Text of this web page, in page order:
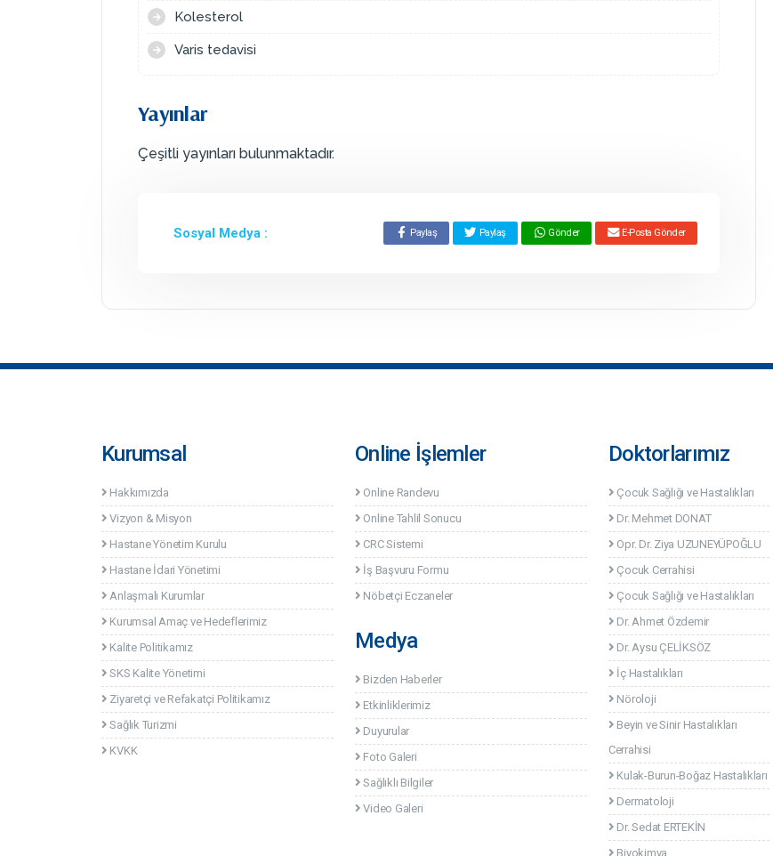
Kolesterol
Varis tedavisi
Yayınlar
Çeşitli yayınları bulunmaktadır.
Sosyal Medya : Paylaş Paylaş Gönder E-Posta Gönder
Kurumsal
Hakkımızda
Vizyon & Misyon
Hastane Yönetim Kurulu
Hastane İdari Yönetimi
Anlaşmalı Kurumlar
Kurumsal Amaç ve Hedeflerimiz
Kalite Politikamız
SKS Kalite Yönetimi
Ziyaretçi ve Refakatçi Politikamız
Sağlık Turizmi
KVKK
Online İşlemler
Online Randevu
Online Tahlil Sonucu
CRC Sistemi
İş Başvuru Formu
Nöbetçi Eczaneler
Medya
Bizden Haberler
Etkinliklerimiz
Duyurular
Foto Galeri
Sağlıklı Bilgiler
Video Galeri
Doktorlarımız
Çocuk Sağlığı ve Hastalıkları
Dr. Mehmet DONAT
Opr. Dr. Ziya UZUNEYÜPOĞLU
Çocuk Cerrahisi
Çocuk Sağlığı ve Hastalıkları
Dr. Ahmet Özdemir
Dr. Aysu ÇELİKSÖZ
İç Hastalıkları
Nöroloji
Beyin ve Sinir Hastalıkları
Cerrahisi
Kulak-Burun-Boğaz Hastalıkları
Dermatoloji
Dr. Sedat ERTEKİN
Biyokimya